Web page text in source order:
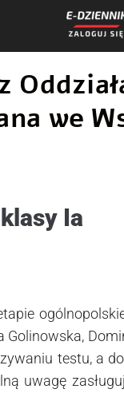
we
Ia
Golinowska,
testu, a
uwagę